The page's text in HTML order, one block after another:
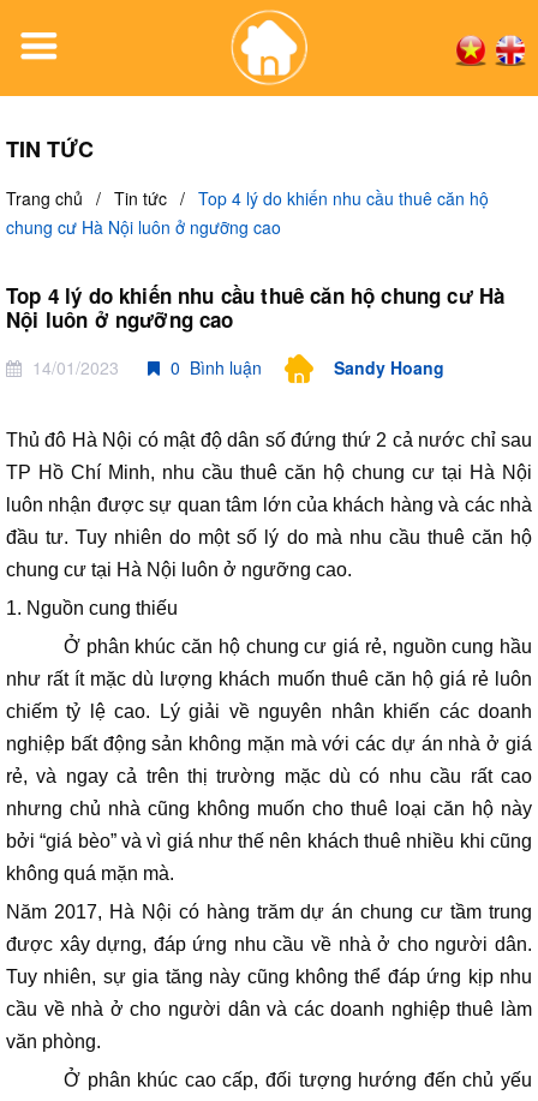
TIN TỨC
Trang chủ / Tin tức / Top 4 lý do khiến nhu cầu thuê căn hộ
chung cư Hà Nội luôn ở ngưỡng cao
Top 4 lý do khiến nhu cầu thuê căn hộ chung cư Hà
Nội luôn ở ngưỡng cao
14/01/2023 0 Bình luận Sandy Hoang
Thủ đô Hà Nội có mật độ dân số đứng thứ 2 cả nước chỉ sau
TP Hồ Chí Minh, nhu cầu thuê căn hộ chung cư tại Hà Nội
luôn nhận được sự quan tâm lớn của khách hàng và các nhà
đầu tư. Tuy nhiên do một số lý do mà nhu cầu thuê căn hộ
chung cư tại Hà Nội luôn ở ngưỡng cao.
1. Nguồn cung thiếu
Ở phân khúc căn hộ chung cư giá rẻ, nguồn cung hầu
như rất ít mặc dù lượng khách muốn thuê căn hộ giá rẻ luôn
chiếm tỷ lệ cao. Lý giải về nguyên nhân khiến các doanh
nghiệp bất động sản không mặn mà với các dự án nhà ở giá
rẻ, và ngay cả trên thị trường mặc dù có nhu cầu rất cao
nhưng chủ nhà cũng không muốn cho thuê loại căn hộ này
bởi “giá bèo” và vì giá như thế nên khách thuê nhiều khi cũng
không quá mặn mà.
Năm 2017, Hà Nội có hàng trăm dự án chung cư tầm trung
được xây dựng, đáp ứng nhu cầu về nhà ở cho người dân.
Tuy nhiên, sự gia tăng này cũng không thể đáp ứng kịp nhu
cầu về nhà ở cho người dân và các doanh nghiệp thuê làm
văn phòng.
Ở phân khúc cao cấp, đối tượng hướng đến chủ yếu